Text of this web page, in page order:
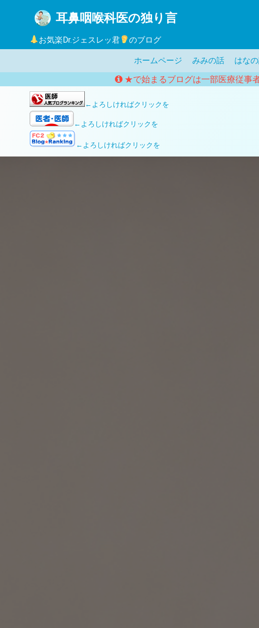
へ
ス
耳鼻咽喉科医の独り言
お気楽Dr.ジェスレッ君 のブログ
ホームページ みみの話 はな
★で始まるブログは一部医療従事
←よろしければクリックを
←よろしければクリックを
←よろしければクリックを